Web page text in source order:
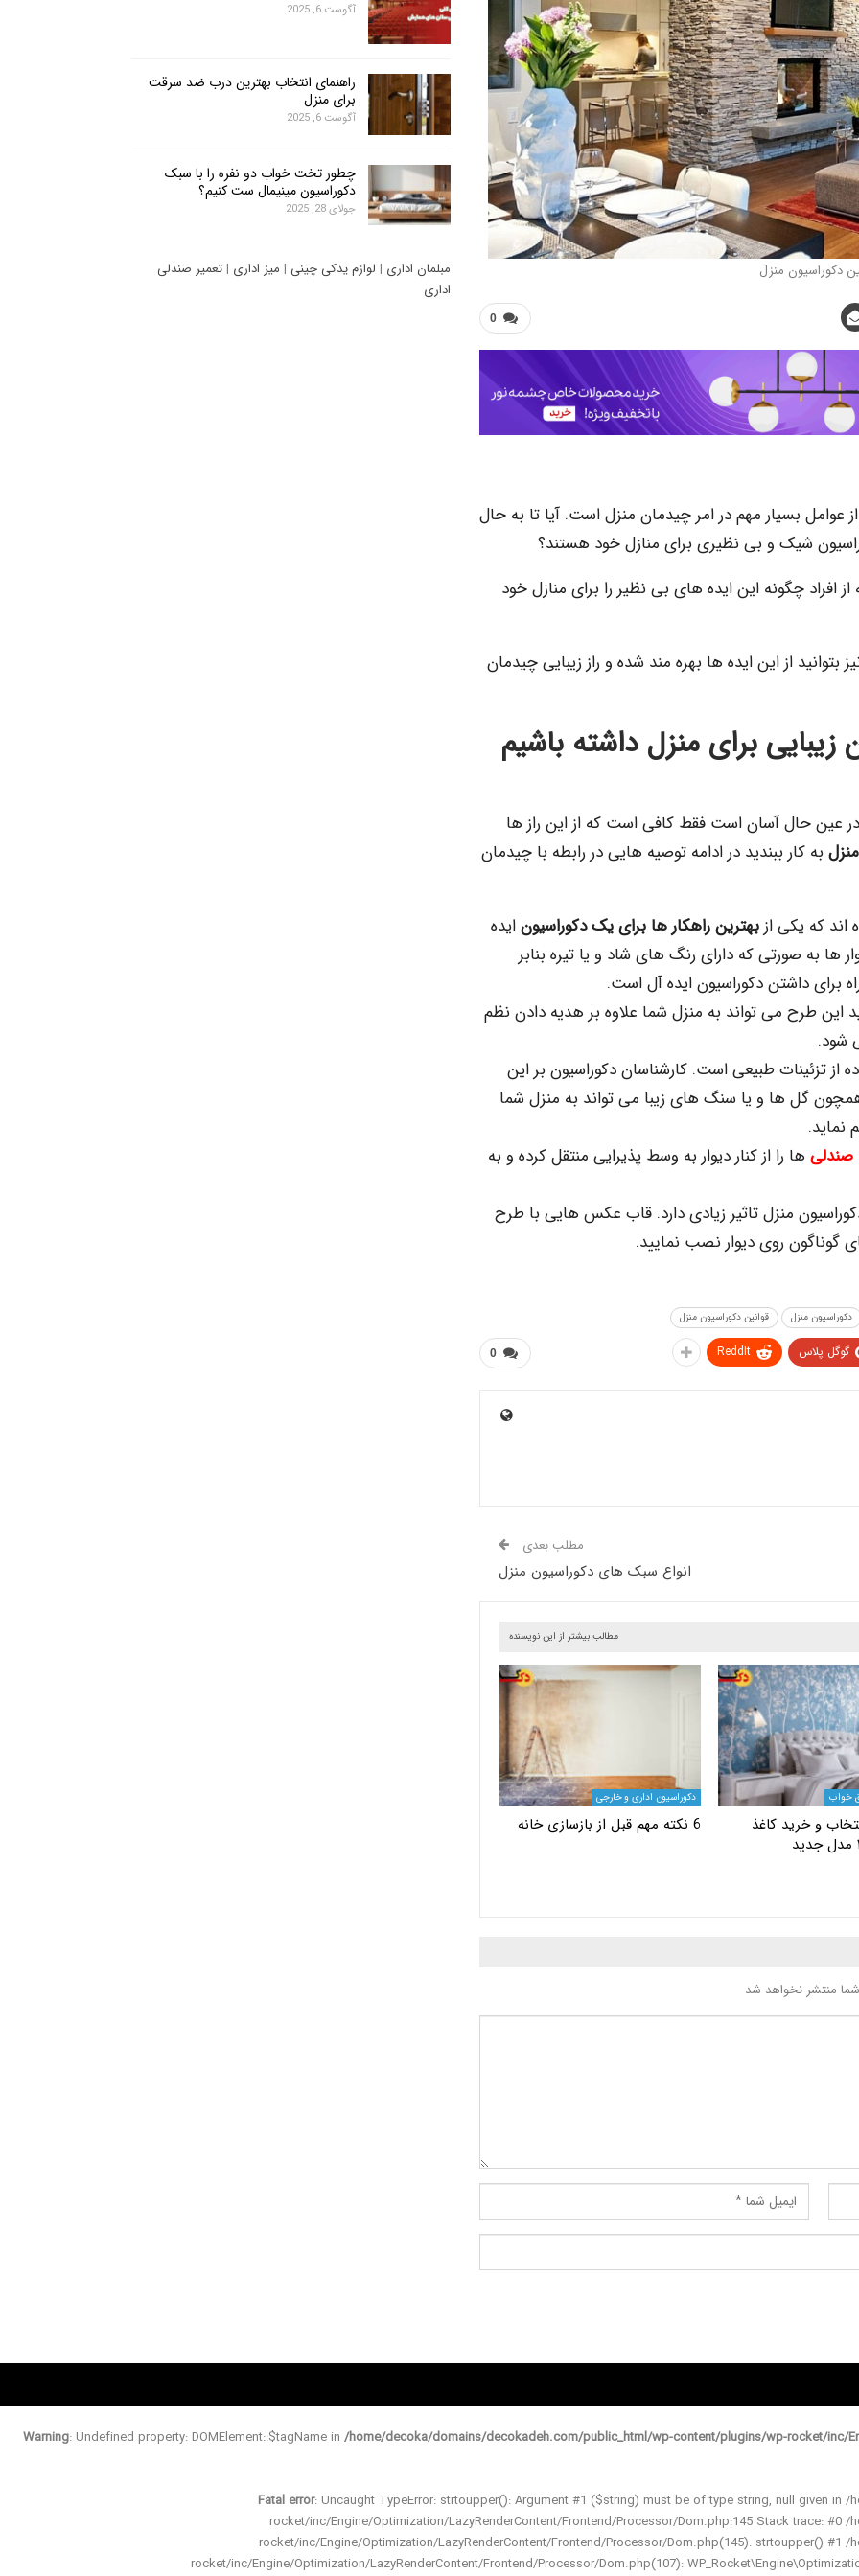
دکوراسیون منزل
0
عوامل بسیار مهم در امر چیدمان منزل است. آیا تا به حال
شیک و بی نظیری برای منازل خود هستند؟
افراد چگونه این ایده های بی نظیر را برای منازل خود
بتوانید از این ایده ها بهره مند شده و راز زیبایی چیدمان
برای منزل داشته باشیم
عین حال آسان است فقط کافی است که از این راز ها
به کار ببندید در ادامه توصیه هایی در رابطه با چیدمان
اند که یکی ازبهترین راهکار ها برای یک دکوراسیونایده
ها به صورتی که دارای رنگ های شاد و یا تیره بنابر
برای داشتن دکوراسیون ایده آل است.
طرح می تواند به منزل شما علاوه بر هدیه دادن نظم
شود.
از تزئینات طبیعی است. کارشناسان دکوراسیون بر این
همچون گل ها و یا سنگ های زیبا می تواند به منزل شما
نماید.
صندلی ها را از کنار دیوار به وسط پذیرایی منتقل کرده و به
منزل تاثیر زیادی دارد. قاب عکس هایی با طرح
گوناگون روی دیوار نصب نمایید.
دکوراسیون منزل قوانین دکوراسیون منزل
0 گوگل پلاس ReddIt
مطلب بعدی
انواع سبک های دکوراسیون منزل
مطالب بیشتر از این نویسنده
خواب
و خرید کاغذ
دکوراسیون اداری و خارجی
6 نکته مهم قبل از بازسازی خانه
منتشر نخواهد شد
آگوست 6, 2025
راهنمای انتخاب بهترین درب ضد سرقت
برای منزل
آگوست 6, 2025
چطور تخت خواب دو نفره را با سبک
دکوراسیون مینیمال ست کنیم؟
جولای 28, 2025
مبلمان اداری | لوازم یدکی چینی | میز اداری | تعمیر صندلی
اداری
Warning: Undefined property: DOMElement::$tagName in /home/decoka/domains/decokadeh.com/public_html/wp-content/plugins/wp-rocket/inc/
Fatal error: Uncaught TypeError: strtoupper(): Argument #1 ($string) must be of type string, null given
rocket/inc/Engine/Optimization/LazyRenderContent/Frontend/Processor/Dom.php:145 Stack trace:
rocket/inc/Engine/Optimization/LazyRenderContent/Frontend/Processor/Dom.php(145): strtoupper()
rocket/inc/Engine/Optimization/LazyRenderContent/Frontend/Processor/Dom.php(107):